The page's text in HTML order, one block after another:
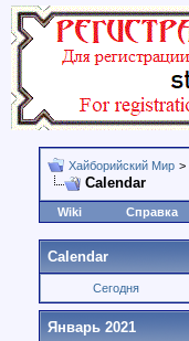
Хайборийский Мир >
Calendar
Wiki Справка
Calendar
Сегодня
Январь 2021